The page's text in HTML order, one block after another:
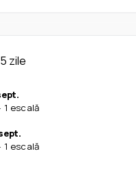
5 zile
· 1 escală
· 1 escală